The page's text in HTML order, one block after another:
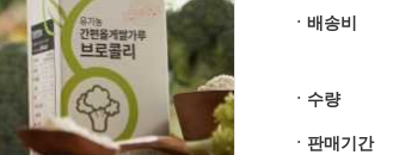
ㆍ배송비
ㆍ수량
ㆍ판매기간